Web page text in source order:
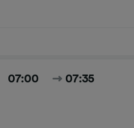
07:00 07:35